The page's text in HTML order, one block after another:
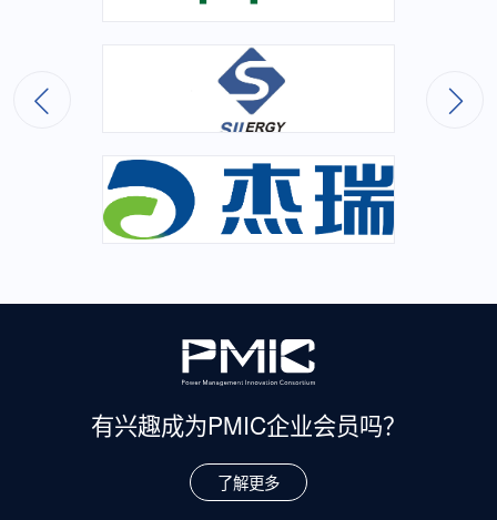
有兴趣成为PMIC企业会员吗？
了解更多